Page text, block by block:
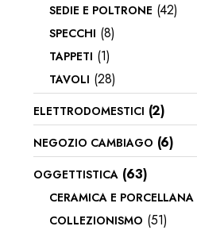
SEDIE E POLTRONE (42)
SPECCHI (8)
TAPPETI (1)
TAVOLI (28)
ELETTRODOMESTICI (2)
NEGOZIO CAMBIAGO (6)
OGGETTISTICA (63)
CERAMICA E PORCELLANA
COLLEZIONISMO (51)